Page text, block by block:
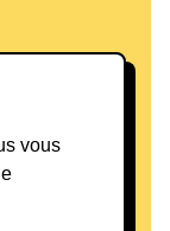
vous